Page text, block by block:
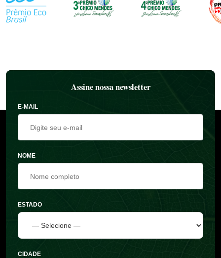
Assine nossa newsletter
E-MAIL
NOME
ESTADO
CIDADE